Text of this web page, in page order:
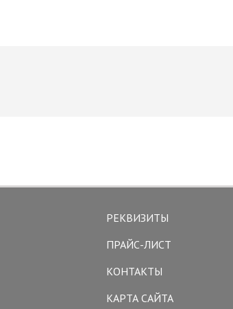
РЕКВИЗИТЫ
ПРАЙС-ЛИСТ
КОНТАКТЫ
КАРТА САЙТА